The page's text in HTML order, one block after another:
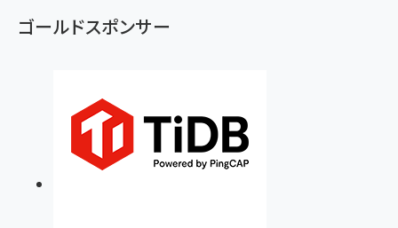
ゴールドスポンサー